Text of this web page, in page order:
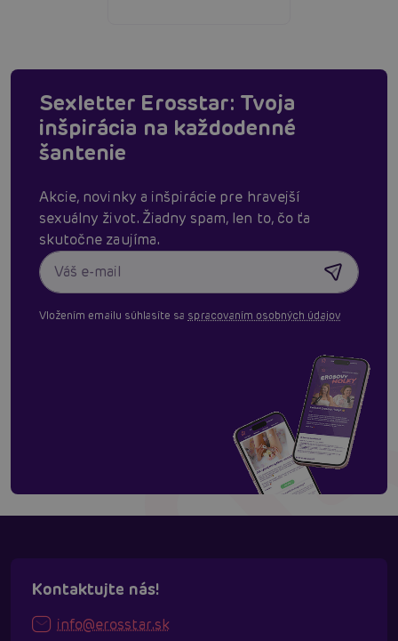
Sexletter Erosstar: Tvoja
inšpirácia na každodenné
šantenie
Akcie, novinky a inšpirácie pre hravejší
sexuálny život. Žiadny spam, len to, čo ťa
skutočne zaujíma.
Vložením emailu súhlasíte sa spracovaním osobných údajov
Kontaktujte nás!
info@erosstar.sk